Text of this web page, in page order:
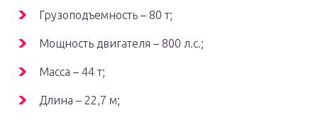
Грузоподъемность – 80 т;
Мощность двигателя – 800 л.с.;
Масса – 44 т;
Длина – 22,7 м;